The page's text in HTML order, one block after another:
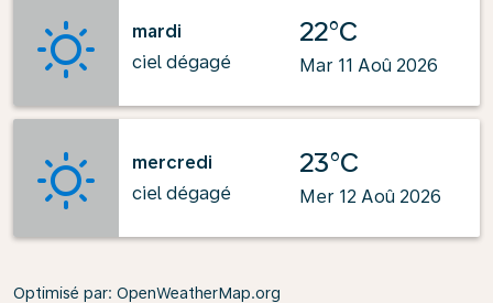
mardi
ciel dégagé
22°C
Mar 11 Aoû 2026
mercredi
ciel dégagé
23°C
Mer 12 Aoû 2026
Optimisé par: OpenWeatherMap.org